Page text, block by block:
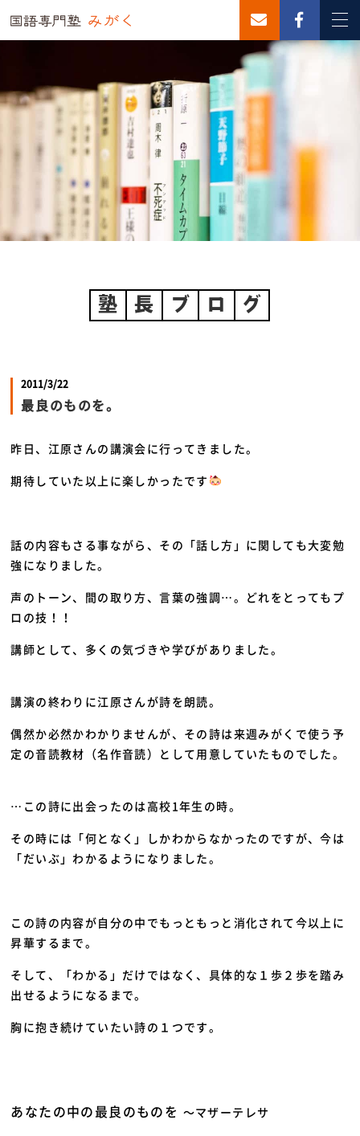
塾 長 ブ ロ グ
2011/3/22
最良のものを。
昨日、江原さんの講演会に行ってきました。
期待していた以上に楽しかったです
話の内容もさる事ながら、その「話し方」に関しても大変勉
強になりました。
声のトーン、間の取り方、言葉の強調…。どれをとってもプ
ロの技！！
講師として、多くの気づきや学びがありました。
講演の終わりに江原さんが詩を朗読。
偶然か必然かわかりませんが、その詩は来週みがくで使う予
定の音読教材（名作音読）として用意していたものでした。
…この詩に出会ったのは高校1年生の時。
その時には「何となく」しかわからなかったのですが、今は
「だいぶ」わかるようになりました。
この詩の内容が自分の中でもっともっと消化されて今以上に
昇華するまで。
そして、「わかる」だけではなく、具体的な１歩２歩を踏み
出せるようになるまで。
胸に抱き続けていたい詩の１つです。
あなたの中の最良のものを ～マザーテレサ